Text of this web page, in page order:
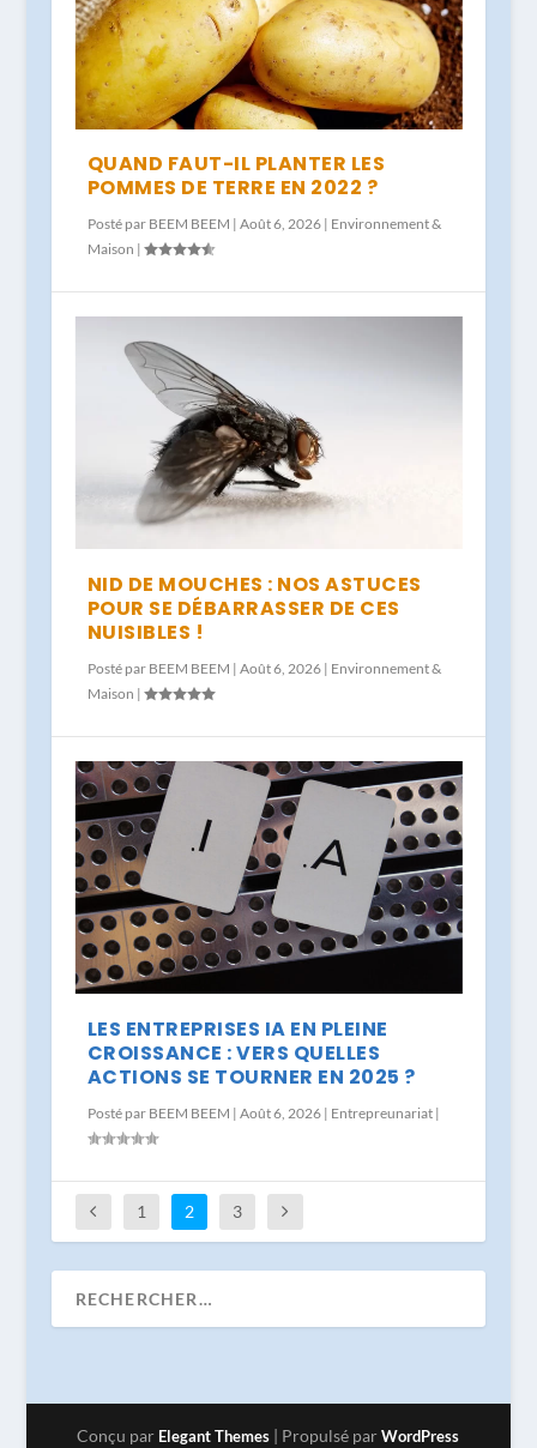
QUAND FAUT-IL PLANTER LES
POMMES DE TERRE EN 2022 ?
Posté par BEEM BEEM | Août 6, 2026| Environnement &
Maison |
NID DE MOUCHES : NOS ASTUCES
POUR SE DÉBARRASSER DE CES
NUISIBLES !
Posté par BEEM BEEM | Août 6, 2026| Environnement &
Maison |
LES ENTREPRISES IA EN PLEINE
CROISSANCE : VERS QUELLES
ACTIONS SE TOURNER EN 2025 ?
Posté par BEEM BEEM | Août 6, 2026| Entrepreunariat|
1 2 3
Conçu par Elegant Themes | Propulsé parWordPress